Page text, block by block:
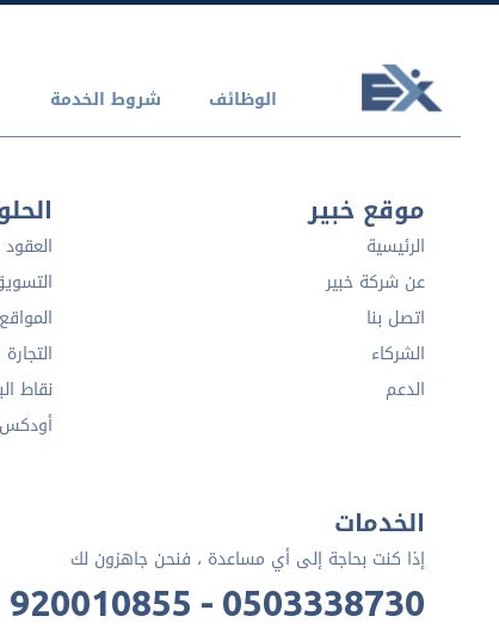
الوظائف شروط الخدمة
موقع خبير
الرئيسية
عن شركة خبير
اتصل بنا
الشركاء
الدعم
العقود
نقاط
الخدمات
إذا كنت بحاجة إلى أي مساعدة ، فنحن جاهزون لك
920010855 - 0503338730